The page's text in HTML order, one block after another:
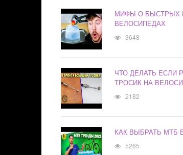
МИФЫ О БЫСТРЫХ
ВЕЛОСИПЕДАХ
3648
ЧТО ДЕЛАТЬ ЕСЛИ
ТРОСИК НА
2182
КАК ВЫБРАТЬ МТБ
5265